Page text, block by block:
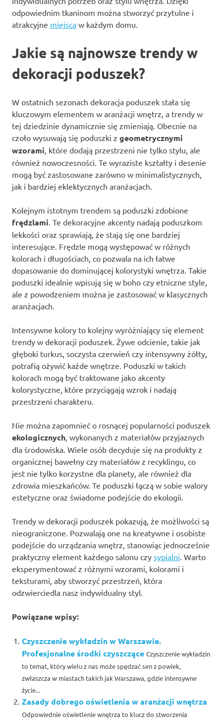
odpowiednim tkaninom można stworzyć przytulne i
atrakcyjne miejsca w każdym domu.
Jakie są najnowsze trendy w
dekoracji poduszek?
W ostatnich sezonach dekoracja poduszek stała się
kluczowym elementem w aranżacji wnętrz, a trendy w
tej dziedzinie dynamicznie się zmieniają. Obecnie na
czoło wysuwają się poduszki z geometrycznymi
wzorami , które dodają przestrzeni nie tylko stylu, ale
również nowoczesności. Te wyraziste kształty i desenie
mogą być zastosowane zarówno w minimalistycznych,
jak i bardziej eklektycznych aranżacjach.
Kolejnym istotnym trendem są poduszki zdobione
frędzlami . Te dekoracyjne akcenty nadają poduszkom
lekkości oraz sprawiają, że stają się one bardziej
interesujące. Frędzle mogą występować w różnych
kolorach i długościach, co pozwala na ich łatwe
dopasowanie do dominującej kolorystyki wnętrza. Takie
poduszki idealnie wpisują się w boho czy etniczne style,
ale z powodzeniem można je zastosować w klasycznych
aranżacjach.
Intensywne kolory to kolejny wyróżniający się element
trendy w dekoracji poduszek. Żywe odcienie, takie jak
głęboki turkus, soczysta czerwień czy intensywny żółty,
potrafią ożywić każde wnętrze. Poduszki w takich
kolorach mogą być traktowane jako akcenty
kolorystyczne, które przyciągają wzrok i nadają
przestrzeni charakteru.
Nie można zapomnieć o rosnącej popularności poduszek
ekologicznych , wykonanych z materiałów przyjaznych
dla środowiska. Wiele osób decyduje się na produkty z
organicznej bawełny czy materiałów z recyklingu, co
jest nie tylko korzystne dla planety, ale również dla
zdrowia mieszkańców. Te poduszki łączą w sobie walory
estetyczne oraz świadome podejście do ekologii.
Trendy w dekoracji poduszek pokazują, że możliwości są
nieograniczone. Pozwalają one na kreatywne i osobiste
podejście do urządzania wnętrz, stanowiąc jednocześnie
praktyczny element każdego salonu czy sypialni . Warto
eksperymentować z różnymi wzorami, kolorami i
teksturami, aby stworzyć przestrzeń, która
odzwierciedla nasz indywidualny styl.
Powiązane wpisy:
Czyszczenie wykładzin w Warszawie.
Profesjonalne środki czyszczące Czyszczenie wykładzin
to temat, który wielu z nas może spędzać sen z powiek,
zwłaszcza w miastach takich jak Warszawa, gdzie intensywne
życie...
Zasady dobrego oświetlenia w aranżacji wnętrza
Odpowiednie oświetlenie wnętrza to klucz do stworzenia